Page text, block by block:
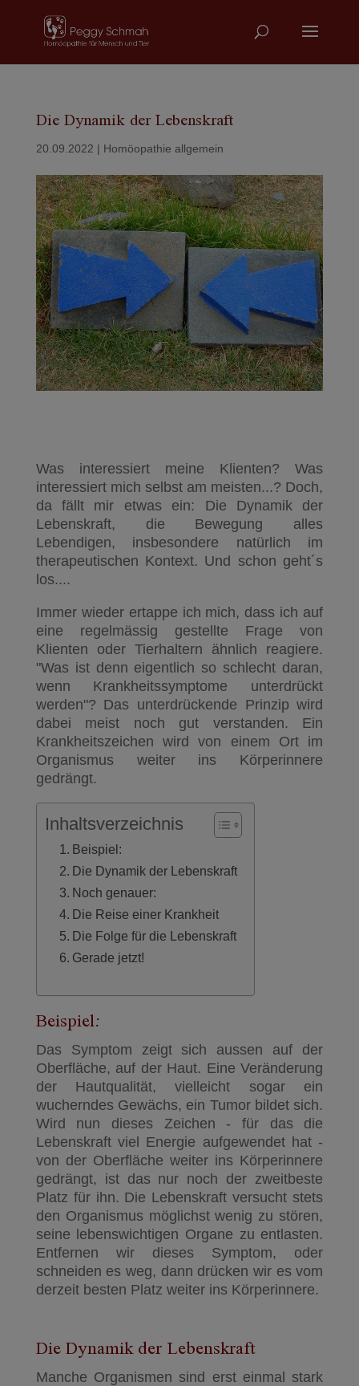
Die Dynamik der Lebenskraft
20.09.2022 | Homöopathie allgemein
Was interessiert meine Klienten? Was
interessiert mich selbst am meisten...? Doch,
da fällt mir etwas ein: Die Dynamik der
Lebenskraft, die Bewegung alles
Lebendigen, insbesondere natürlich im
therapeutischen Kontext. Und schon geht´s
los....
Immer wieder ertappe ich mich, dass ich auf
eine regelmässig gestellte Frage von
Klienten oder Tierhaltern ähnlich reagiere.
"Was ist denn eigentlich so schlecht daran,
wenn Krankheitssymptome unterdrückt
werden"? Das unterdrückende Prinzip wird
dabei meist noch gut verstanden. Ein
Krankheitszeichen wird von einem Ort im
Organismus weiter ins Körperinnere
gedrängt.
Inhaltsverzeichnis
Beispiel:
Die Dynamik der Lebenskraft
Noch genauer:
Die Reise einer Krankheit
Die Folge für die Lebenskraft
Gerade jetzt!
Beispiel:
Das Symptom zeigt sich aussen auf der
Oberfläche, auf der Haut. Eine Veränderung
der Hautqualität, vielleicht sogar ein
wucherndes Gewächs, ein Tumor bildet sich.
Wird nun dieses Zeichen - für das die
Lebenskraft viel Energie aufgewendet hat -
von der Oberfläche weiter ins Körperinnere
gedrängt, ist das nur noch der zweitbeste
Platz für ihn. Die Lebenskraft versucht stets
den Organismus möglichst wenig zu stören,
seine lebenswichtigen Organe zu entlasten.
Entfernen wir dieses Symptom, oder
schneiden es weg, dann drücken wir es vom
derzeit besten Platz weiter ins Körperinnere.
Die Dynamik der Lebenskraft
Manche Organismen sind erst einmal stark